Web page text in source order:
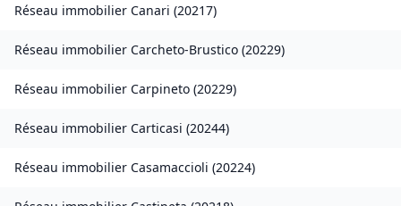
Réseau immobilier Canari (20217)
Réseau immobilier Carcheto-Brustico (20229)
Réseau immobilier Carpineto (20229)
Réseau immobilier Carticasi (20244)
Réseau immobilier Casamaccioli (20224)